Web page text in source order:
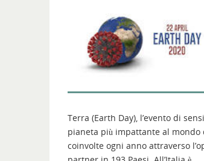
Terra (Earth Day), l’evento di
pianeta più impattante al
coinvolte ogni anno attraverso